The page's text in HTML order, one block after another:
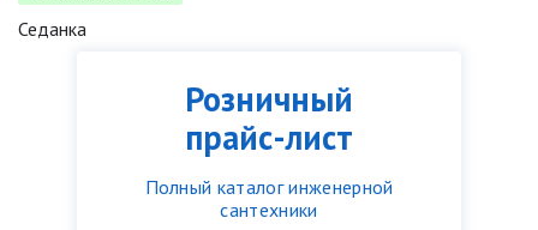
Розничный
прайс-лист
Полный каталог инженерной
сантехники
Седанка